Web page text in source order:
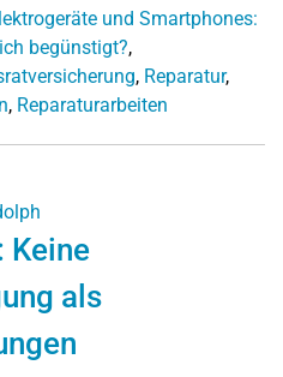
und Smartphones:
begünstigt?,
, Reparatur,
, Reparaturarbeiten
Keine
als